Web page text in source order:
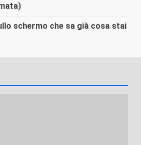
schermo che sa già cosa stai